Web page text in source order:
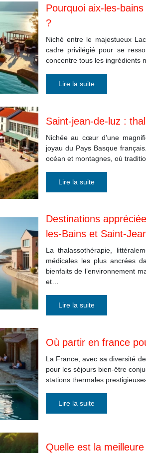
Pourquoi aix-les-
?
Niché entre le majestueux
cadre privilégié pour se
concentre tous les ingrédients
Lire la suite
Saint-jean-de-luz :
Nichée au cœur d’une
joyau du Pays Basque
océan et montagnes, où
Lire la suite
Destinations
les-Bains et Saint-
La thalassothérapie,
médicales les plus ancrées
bienfaits de l’environnement
et…
Lire la suite
Où partir en france
La France, avec sa diversité
pour les séjours bien-être
stations thermales
Lire la suite
Quelle est la